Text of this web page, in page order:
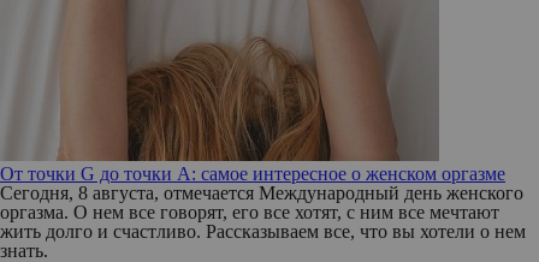
От точки G до точки A: самое интересное о женском оргазме
Сегодня, 8 августа, отмечается Международный день женского
оргазма. О нем все говорят, его все хотят, с ним все мечтают
жить долго и счастливо. Рассказываем все, что вы хотели о нем
знать.